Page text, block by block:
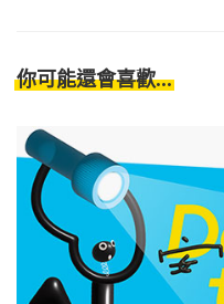
你可能還會喜歡...